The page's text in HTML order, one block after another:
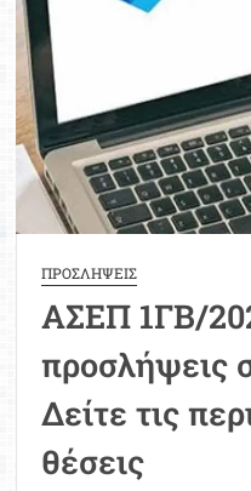
Τεχνολογικής
Δημόσιο
ΠΡΟΣΛΗΨΕΙΣ
ΑΣΕΠ 1ΓΒ/
προσλήψεις
Δείτε τις
θέσεις